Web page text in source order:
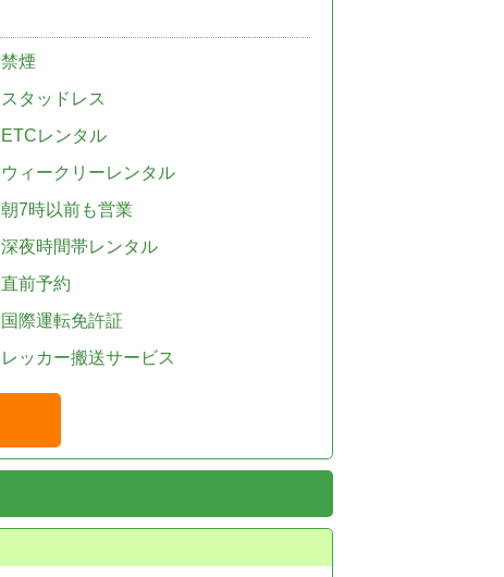
禁煙
スタッドレス
ETCレンタル
ウィークリーレンタル
朝7時以前も営業
深夜時間帯レンタル
直前予約
国際運転免許証
レッカー搬送サービス